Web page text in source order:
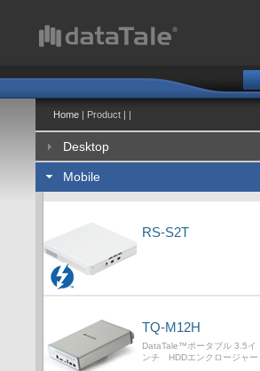
Home | Product | |
Desktop
Mobile
RS-S2T
TQ-M12H
DataTale™ポータブル 3.5イ
ンチ HDDエンクロージャー